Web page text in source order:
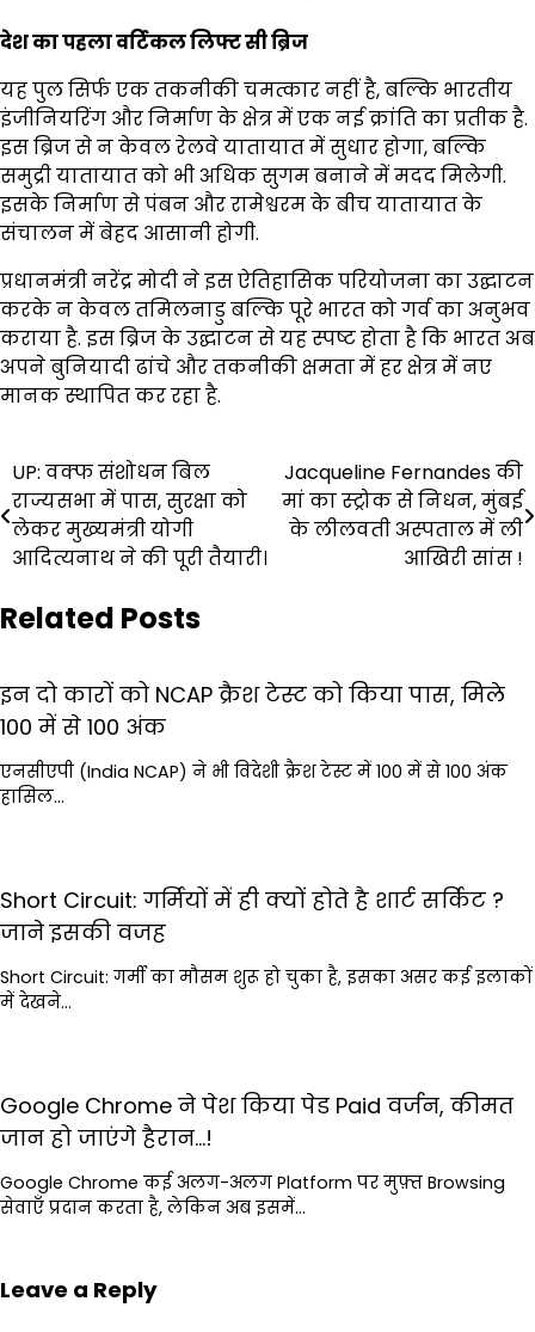
देश का पहला वर्टिकल लिफ्ट सी ब्रिज
यह पुल सिर्फ एक तकनीकी चमत्कार नहीं है, बल्कि भारतीय
इंजीनियरिंग और निर्माण के क्षेत्र में एक नई क्रांति का प्रतीक है.
इस ब्रिज से न केवल रेलवे यातायात में सुधार होगा, बल्कि
समुद्री यातायात को भी अधिक सुगम बनाने में मदद मिलेगी.
इसके निर्माण से पंबन और रामेश्वरम के बीच यातायात के
संचालन में बेहद आसानी होगी.
प्रधानमंत्री नरेंद्र मोदी ने इस ऐतिहासिक परियोजना का उद्घाटन
करके न केवल तमिलनाडु बल्कि पूरे भारत को गर्व का अनुभव
कराया है. इस ब्रिज के उद्घाटन से यह स्पष्ट होता है कि भारत अब
अपने बुनियादी ढांचे और तकनीकी क्षमता में हर क्षेत्र में नए
मानक स्थापित कर रहा है.
Post
navigation
UP: वक्फ संशोधन बिल
राज्यसभा में पास, सुरक्षा को
लेकर मुख्यमंत्री योगी
आदित्यनाथ ने की पूरी तैयारी।
Jacqueline Fernandes की
मां का स्ट्रोक से निधन, मुंबई
के लीलवती अस्पताल में ली
आखिरी सांस !
Related Posts
इन दो कारों को NCAP क्रैश टेस्ट को किया पास, मिले
100 में से 100 अंक
एनसीएपी (India NCAP) ने भी विदेशी क्रैश टेस्ट में 100 में से 100 अंक
हासिल…
Short Circuit: गर्मियों में ही क्यों होते है शार्ट सर्किट ?
जाने इसकी वजह
Short Circuit: गर्मी का मौसम शुरू हो चुका है, इसका असर कई इलाकों
में देखने…
Google Chrome ने पेश किया पेड Paid वर्जन, कीमत
जान हो जाएंगे हैरान…!
Google Chrome कई अलग-अलग Platform पर मुफ़्त Browsing
सेवाएँ प्रदान करता है, लेकिन अब इसमें…
Leave a Reply